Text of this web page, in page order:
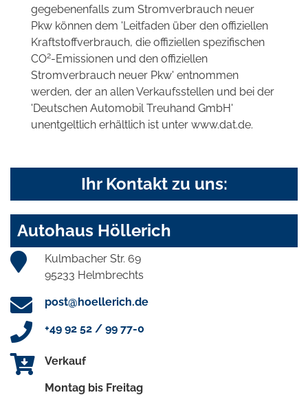
gegebenenfalls zum Stromverbrauch neuer
Pkw können dem 'Leitfaden über den offiziellen
Kraftstoffverbrauch, die offiziellen spezifischen
CO2-Emissionen und den offiziellen
Stromverbrauch neuer Pkw' entnommen
werden, der an allen Verkaufsstellen und bei der
'Deutschen Automobil Treuhand GmbH'
unentgeltlich erhältlich ist unter www.dat.de.
Ihr Kontakt zu uns:
Autohaus Höllerich
Kulmbacher Str. 69
95233 Helmbrechts
post@hoellerich.de
+49 92 52 / 99 77-0
Verkauf
Montag bis Freitag